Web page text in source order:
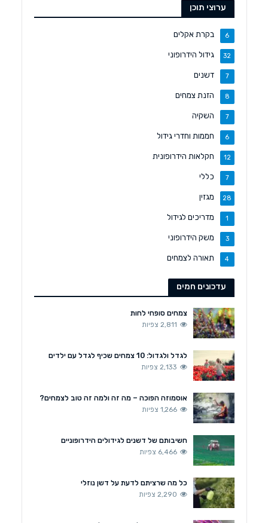
ערוצי תוכן
בקרת אקלים 6
גידול הידרופוני 32
דשנים 7
הזנת צמחים 8
השקיה 7
חממות וחדרי גידול 6
חקלאות הידרופונית 12
כללי 7
מגזין 28
מדריכים לגידול 1
משק הידרופוני 3
תאורה לצמחים 4
עדכונים חמים
צמחים סופחי לחות
2,811 צפיות
לגדל ולגדול: 10 צמחים שכיף לגדל עם ילדים
2,133 צפיות
אוסמוזה הפוכה – מה זה ולמה זה טוב לצמחים?
1,266 צפיות
חשיבותם של דשנים לגידולים הידרופוניים
6,466 צפיות
כל מה שרציתם לדעת על דשן נוזלי
2,290 צפיות